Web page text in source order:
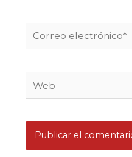
Correo
electrónico*
Web